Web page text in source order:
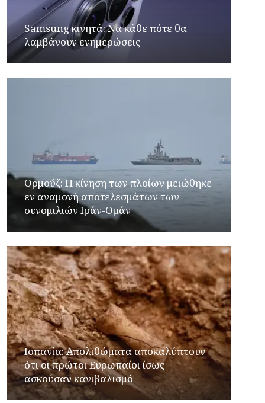
Samsung κινητά: Να κάθε πότε θα
λαμβάνουν ενημερώσεις
Ορμούζ: Η κίνηση των πλοίων μειώθηκε
εν αναμονή αποτελεσμάτων των
συνομιλιών Ιράν-Ομάν
Ισπανία: Απολιθώματα αποκαλύπτουν
ότι οι πρώτοι Ευρωπαίοι ίσως
ασκούσαν κανιβαλισμό